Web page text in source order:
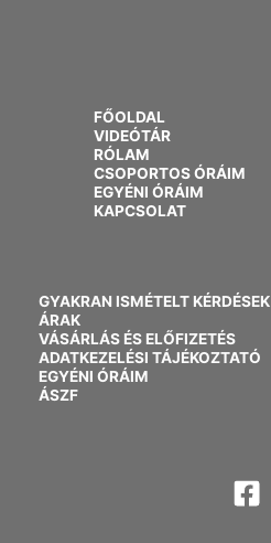
FŐOLDAL
VIDEÓTÁR
RÓLAM
CSOPORTOS ÓRÁIM
EGYÉNI ÓRÁIM
KAPCSOLAT
GYAKRAN ISMÉTELT KÉRDÉSEK
ÁRAK
VÁSÁRLÁS ÉS ELŐFIZETÉS
ADATKEZELÉSI TÁJÉKOZTATÓ
EGYÉNI ÓRÁIM
ÁSZF